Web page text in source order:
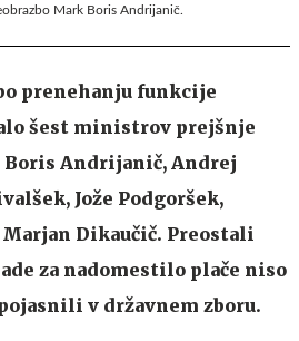
Mark Boris Andrijanič.
prenehanju funkcije
šest ministrov prejšnje
Andrijanič, Andrej
Jože Podgoršek,
Dikaučič. Preostali
za nadomestilo plače niso
v državnem zboru.